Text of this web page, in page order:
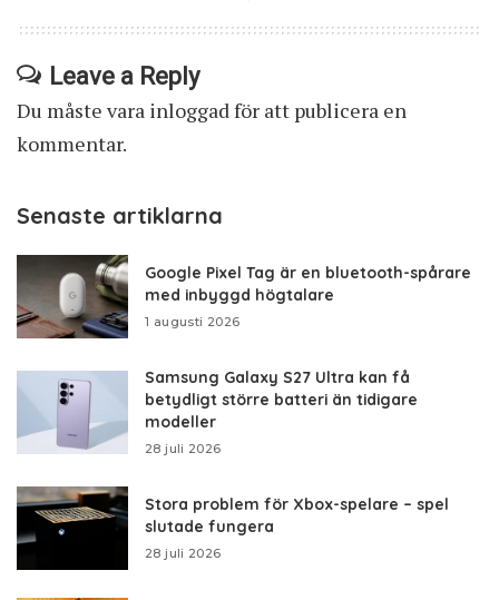
Leave a Reply
Du måste vara inloggadför att publicera en
kommentar.
Senaste artiklarna
Google Pixel Tag är en bluetooth-spårare
med inbyggd högtalare
1 augusti 2026
Samsung Galaxy S27 Ultra kan få
betydligt större batteri än tidigare
modeller
28 juli 2026
Stora problem för Xbox-spelare – spel
slutade fungera
28 juli 2026